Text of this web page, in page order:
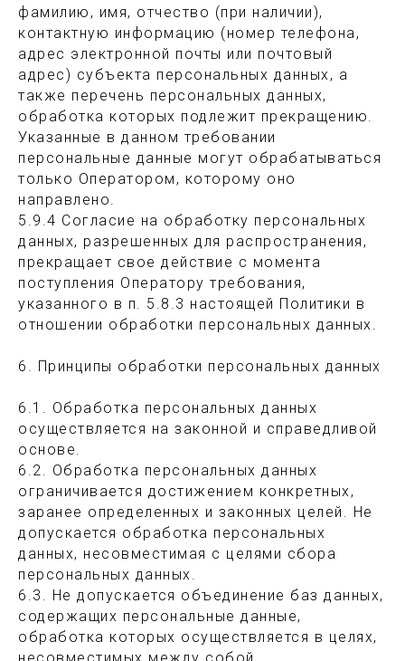
фамилию, имя, отчество (при наличии),
контактную информацию (номер телефона,
адрес электронной почты или почтовый
адрес) субъекта персональных данных, а
также перечень персональных данных,
обработка которых подлежит прекращению.
Указанные в данном требовании
персональные данные могут обрабатываться
только Оператором, которому оно
направлено.
5.9.4 Согласие на обработку персональных
данных, разрешенных для распространения,
прекращает свое действие с момента
поступления Оператору требования,
указанного в п. 5.8.3 настоящей Политики в
отношении обработки персональных данных.
6. Принципы обработки персональных данных
6.1. Обработка персональных данных
осуществляется на законной и справедливой
основе.
6.2. Обработка персональных данных
ограничивается достижением конкретных,
заранее определенных и законных целей. Не
допускается обработка персональных
данных, несовместимая с целями сбора
персональных данных.
6.3. Не допускается объединение баз данных,
содержащих персональные данные,
обработка которых осуществляется в целях,